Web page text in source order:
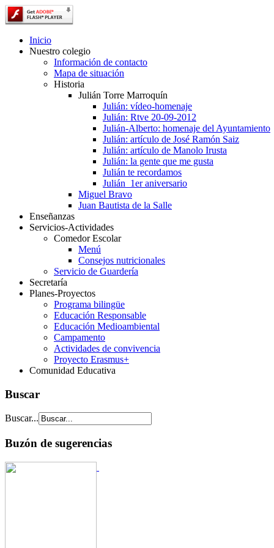
Inicio
Nuestro colegio
Información de contacto
Mapa de situación
Historia
Julián Torre Marroquín
Julián: vídeo-homenaje
Julián: Rtve 20-09-2012
Julián-Alberto: homenaje del Ayuntamiento
Julián: artículo de José Ramón Saiz
Julián: artículo de Manolo Irusta
Julián: la gente que me gusta
Julián te recordamos
Julián_1er aniversario
Miguel Bravo
Juan Bautista de la Salle
Enseñanzas
Servicios-Actividades
Comedor Escolar
Menú
Consejos nutricionales
Servicio de Guardería
Secretaría
Planes-Proyectos
Programa bilingüe
Educación Responsable
Educación Medioambiental
Campamento
Actividades de convivencia
Proyecto Erasmus+
Comunidad Educativa
Buscar
Buscar...
Buzón de sugerencias